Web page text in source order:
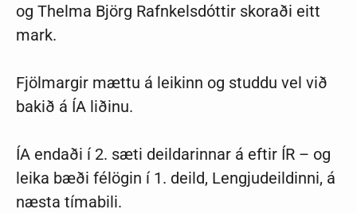
og Thelma Björg Rafnkelsdóttir skoraði eitt
mark.
Fjölmargir mættu á leikinn og studdu vel við
bakið á ÍA liðinu.
ÍA endaði í 2. sæti deildarinnar á eftir ÍR – og
leika bæði félögin í 1. deild, Lengjudeildinni, á
næsta tímabili.